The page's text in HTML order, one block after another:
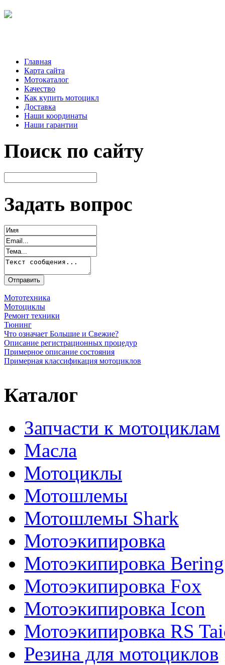
Главная
Карта сайта
Мотокаталог
Качество
Как купить мотоцикл
Доставка
Наши координаты
Наши гарантии
Поиск по сайту
Задать вопрос
Мототехника
Мотоциклы
Ремонт техники
Тюнинг
Что означает Большие и Свежие?
Описание регистрационных процедур
Примерное описание состояния
Примерная классификация мотоциклов
Каталог
Запчасти к мотоциклам
Масла
Мотоциклы
Мотошлемы
Мотошлемы Shark
Мотоэкипировка
Мотоэкипировка Bering
Мотоэкипировка Fox
Мотоэкипировка Icon
Мотоэкипировка RS
Резина для мотоциклов